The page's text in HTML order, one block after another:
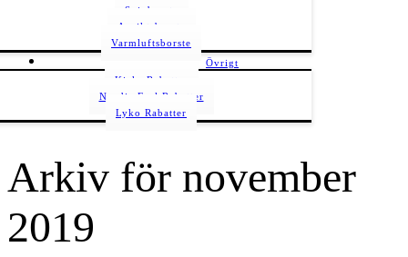
Svinborste
Ansiktsborste
Varmluftsborste
Övrigt
Kicks Rabatter
Nordic Feel Rabatter
Lyko Rabatter
Arkiv för november
2019